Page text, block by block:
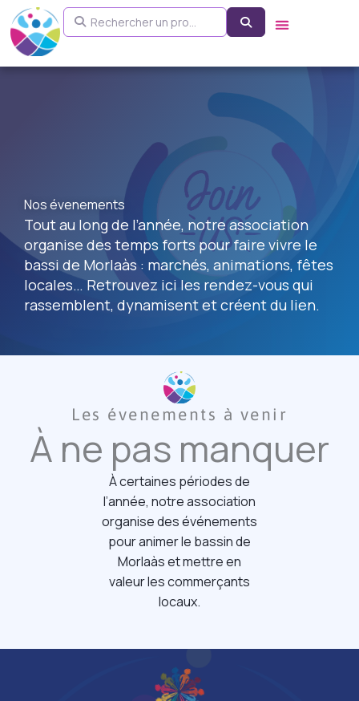
Aller
au
contenu
Rechercher un pro... Search
Nos évenements
Tout au long de l’année, notre association
organise des temps forts pour faire vivre le
bassi de Morlaàs : marchés, animations, fêtes
locales… Retrouvez ici les rendez-vous qui
rassemblent, dynamisent et créent du lien.
Les évenements à venir
À ne pas manquer
À certaines périodes de
l’année, notre association
organise des événements
pour animer le bassin de
Morlaàs et mettre en
valeur les commerçants
locaux.